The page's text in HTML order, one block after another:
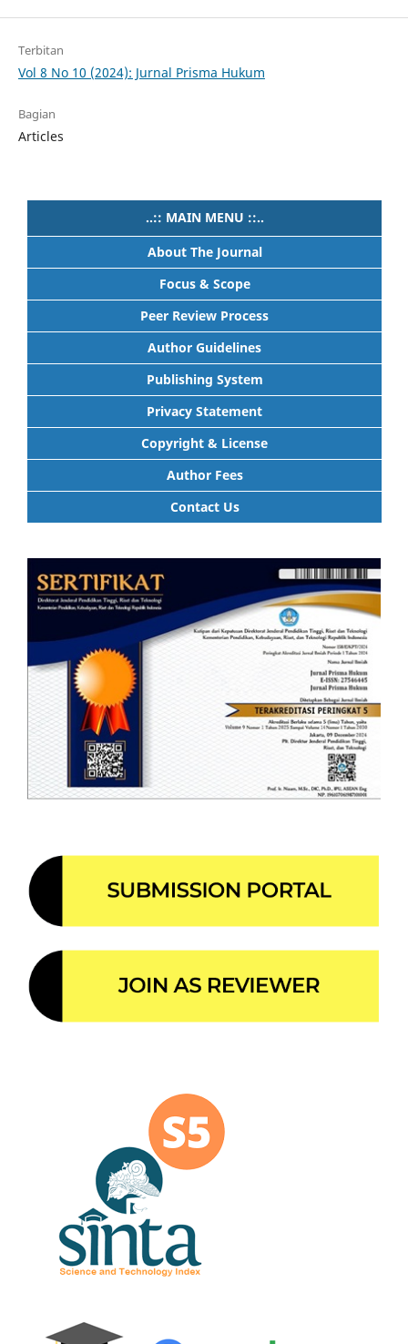
Terbitan
Vol 8 No 10 (2024): Jurnal Prisma Hukum
Bagian
Articles
..:: MAIN MENU ::..
About The Journal
Focus & Scope
Peer Review Process
Author Guidelines
Publishing System
Privacy Statement
Copyright & License
Author Fees
Contact Us